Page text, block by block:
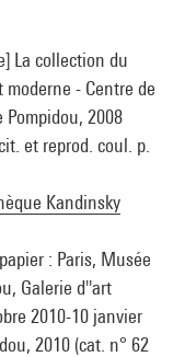
La collection du
- Centre de
2008
et reprod. coul. p.
Kandinsky
: Paris, Musée
Galerie d''art
2010-10 janvier
2010 (cat. n° 62